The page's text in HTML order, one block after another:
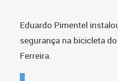
Eduardo Pimentel
segurança na bicicleta
Ferreira.